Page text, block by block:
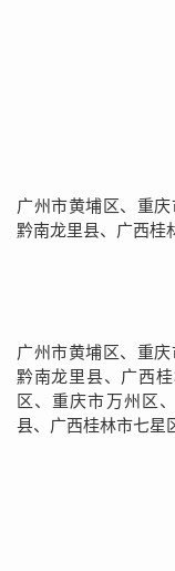
广州市黄埔区、重庆
黔南龙里县、广西桂
广州市黄埔区、重庆
黔南龙里县、广西
区、重庆市万州区
县、广西桂林市七星